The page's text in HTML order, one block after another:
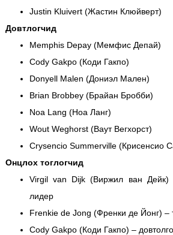
Justin Kluivert (Жастин Клюйверт)
Довтлогчид
Memphis Depay (Мемфис Депай)
Cody Gakpo (Коди Гакпо)
Donyell Malen (Дониэл Мален)
Brian Brobbey (Брайан Бробби)
Noa Lang (Ноа Ланг)
Wout Weghorst (Ваут Вегхорст)
Crysencio Summerville (Крисенсио
Онцлох тоглогчид
Virgil van Dijk (Виржил ван Дейк)
лидер
Frenkie de Jong (Френки де Йонг) –
Cody Gakpo (Коди Гакпо) –